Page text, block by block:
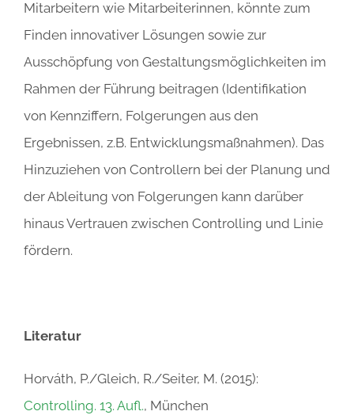
Mitarbeitern wie Mitarbeiterinnen, könnte zum
Finden innovativer Lösungen sowie zur
Ausschöpfung von Gestaltungsmöglichkeiten im
Rahmen der Führung beitragen (Identifikation
von Kennziffern, Folgerungen aus den
Ergebnissen, z.B. Entwicklungsmaßnahmen). Das
Hinzuziehen von Controllern bei der Planung und
der Ableitung von Folgerungen kann darüber
hinaus Vertrauen zwischen Controlling und Linie
fördern.
Literatur
Horváth, P./Gleich, R./Seiter, M. (2015):
Controlling. 13. Aufl., München